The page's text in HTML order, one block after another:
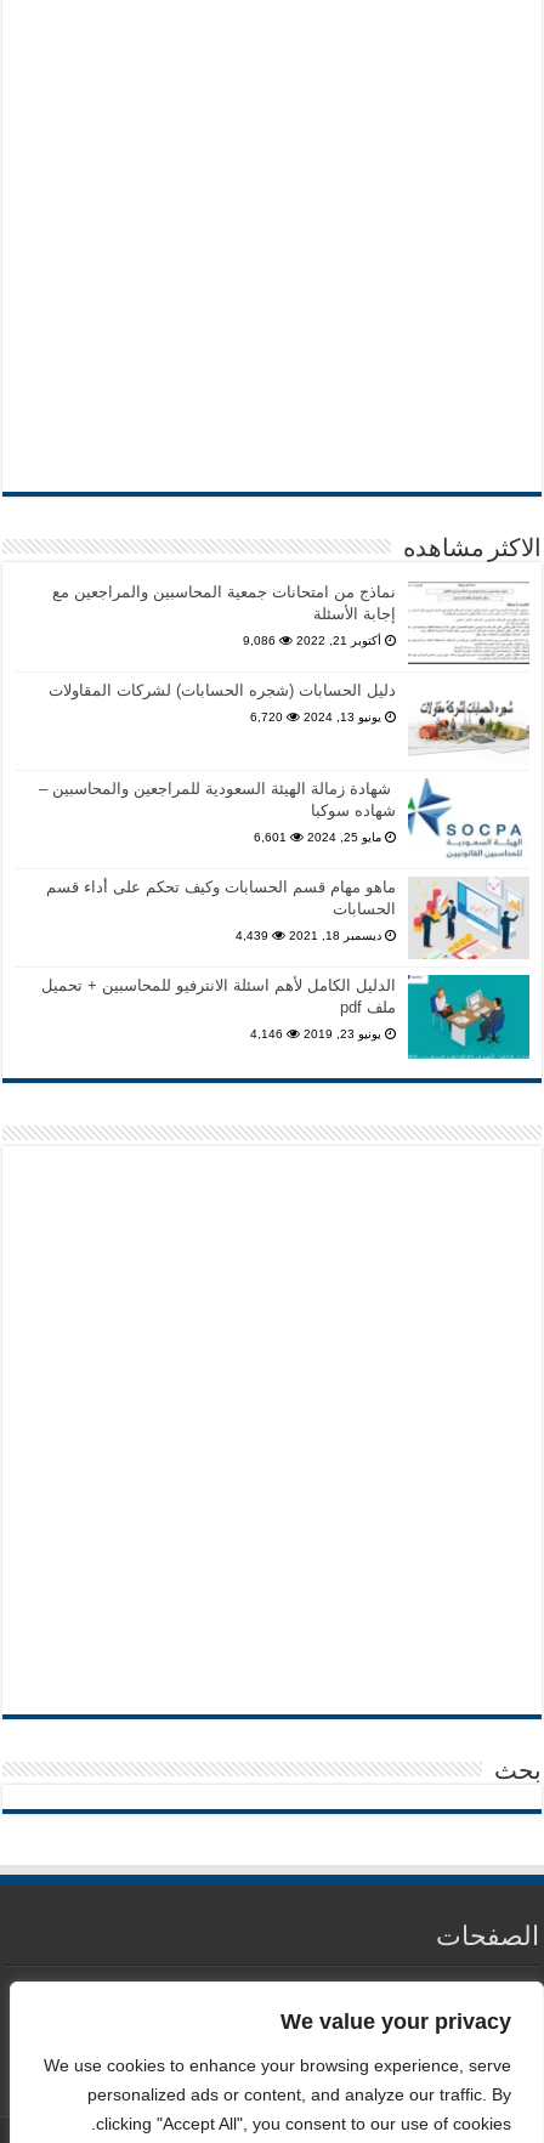
We value your privacy
We use cookies to enhance your browsing experience, serve
personalized ads or content, and analyze our traffic. By
clicking "Accept All", you consent to our use of cookies.
الاكثر مشاهده
نماذج من امتحانات جمعية المحاسبين والمراجعين مع
إجابة الأسئلة
أكتوبر 21, 2022 9,086
دليل الحسابات (شجره الحسابات) لشركات المقاولات
يونيو 13, 2024 6,720
شهادة زمالة الهيئة السعودية للمراجعين والمحاسبين –
شهاده سوكبا
مايو 25, 2024 6,601
ماهو مهام قسم الحسابات وكيف تحكم على أداء قسم
الحسابات
ديسمبر 18, 2021 4,439
الدليل الكامل لأهم اسئلة الانترفيو للمحاسبين + تحميل
ملف pdf
يونيو 23, 2019 4,146
بحث
الصفحات
سياسة الخصوصية
اتصل بنا